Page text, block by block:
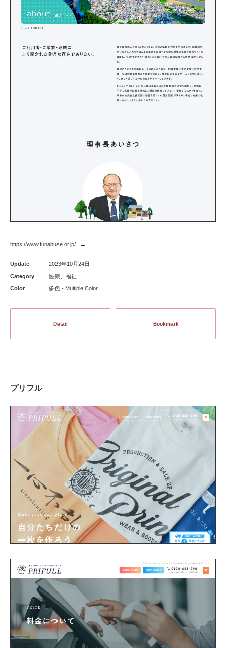
https://www.funabuse.or.jp/
Update
2023年10月24日
Category
医療、福祉
Color
多色 - Multiple Color
Detail Bookmark
プリフル